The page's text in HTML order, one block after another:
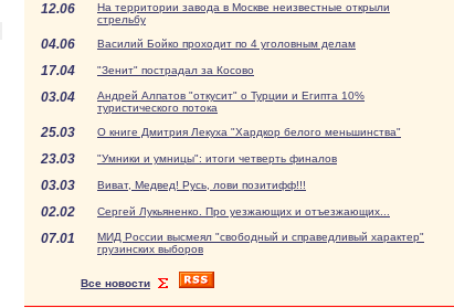
12.06
На территории завода в Москве неизвестные открыли
стрельбу
04.06 Василий Бойко проходит по 4 уголовным делам
17.04 "Зенит" пострадал за Косово
03.04
Андрей Алпатов "откусит" о Турции и Египта 10%
туристического потока
25.03 О книге Дмитрия Лекуха "Хардкор белого меньшинства"
23.03 "Умники и умницы": итоги четверть финалов
03.03 Виват, Медвед! Русь, лови позитифф!!!
02.02 Сергей Лукьяненко. Про уезжающих и отъезжающих...
07.01
МИД России высмеял "свободный и справедливый характер"
грузинских выборов
Все новости